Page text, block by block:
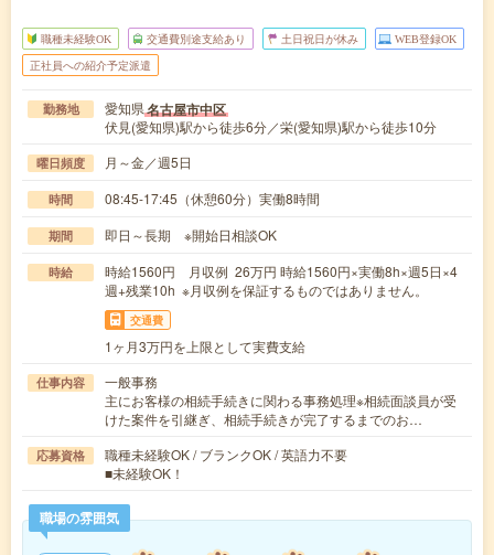
職種未経験OK 交通費別途支給あり 土日祝日が休み WEB登録OK
正社員への紹介予定派遣
勤務地 愛知県名古屋市中区
伏見(愛知県)駅から徒歩6分／栄(愛知県)駅から徒歩10分
曜日頻度 月～金／週5日
時間 08:45-17:45（休憩60分）実働8時間
期間 即日～長期 ※開始日相談OK
時給
時給1560円 月収例 26万円 時給1560円×実働8h×週5日×4
週+残業10h ※月収例を保証するものではありません。
交通費
1ヶ月3万円を上限として実費支給
仕事内容
一般事務
主にお客様の相続手続きに関わる事務処理※相続面談員が受
けた案件を引継ぎ、相続手続きが完了するまでのお…
応募資格
職種未経験OK / ブランクOK / 英語力不要
■未経験OK！
職場の雰囲気